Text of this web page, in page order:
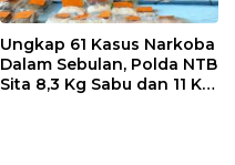
Ungkap 61 Kasus Narkoba
Dalam Sebulan, Polda NTB
Sita 8,3 Kg Sabu dan 11 Kg